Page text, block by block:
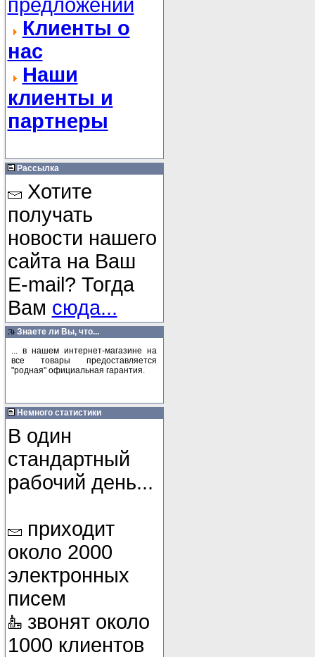
предложений
Клиенты о
нас
Наши
клиенты и
партнеры
Рассылка
Хотите
получать
новости нашего
сайта на Ваш
E-mail? Тогда
Вам сюда...
Знаете ли Вы, что...
... в нашем интернет-магазине на
все товары предоставляется
"родная" официальная гарантия.
Немного статистики
В один
стандартный
рабочий день...
приходит
около 2000
электронных
писем
звонят около
1000 клиентов